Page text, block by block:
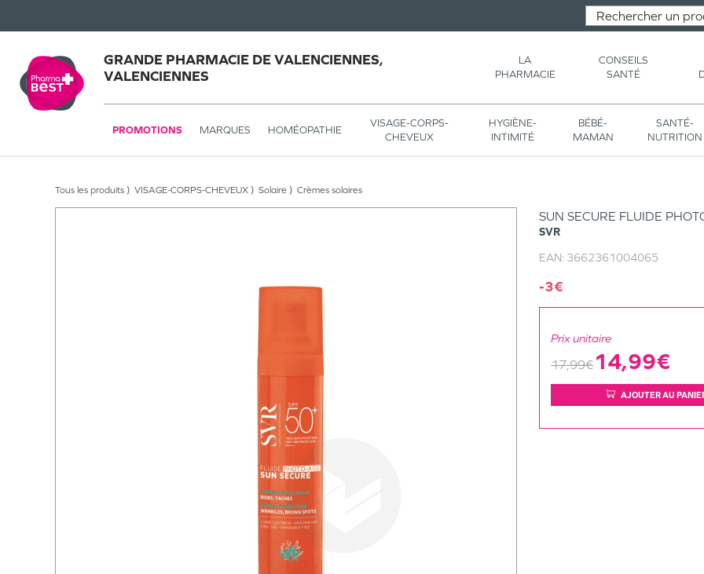
GRANDE PHARMACIE DE VALENCIENNES,
VALENCIENNES
LA
PHARMACIE
CONSEILS
SANTÉ
PROMOTIONS MARQUES HOMÉOPATHIE
VISAGE-CORPS-
CHEVEUX
HYGIÈNE-
INTIMITÉ
BÉBÉ-
MAMAN
SANTÉ-
NUTRITION
Tous les produits VISAGE-CORPS-CHEVEUX Solaire Crèmes solaires
SUN SECURE FLUIDE
SVR
EAN: 3662361004065
-3€
Prix unitaire
17,99€ 14,99€
AJOUTER AU